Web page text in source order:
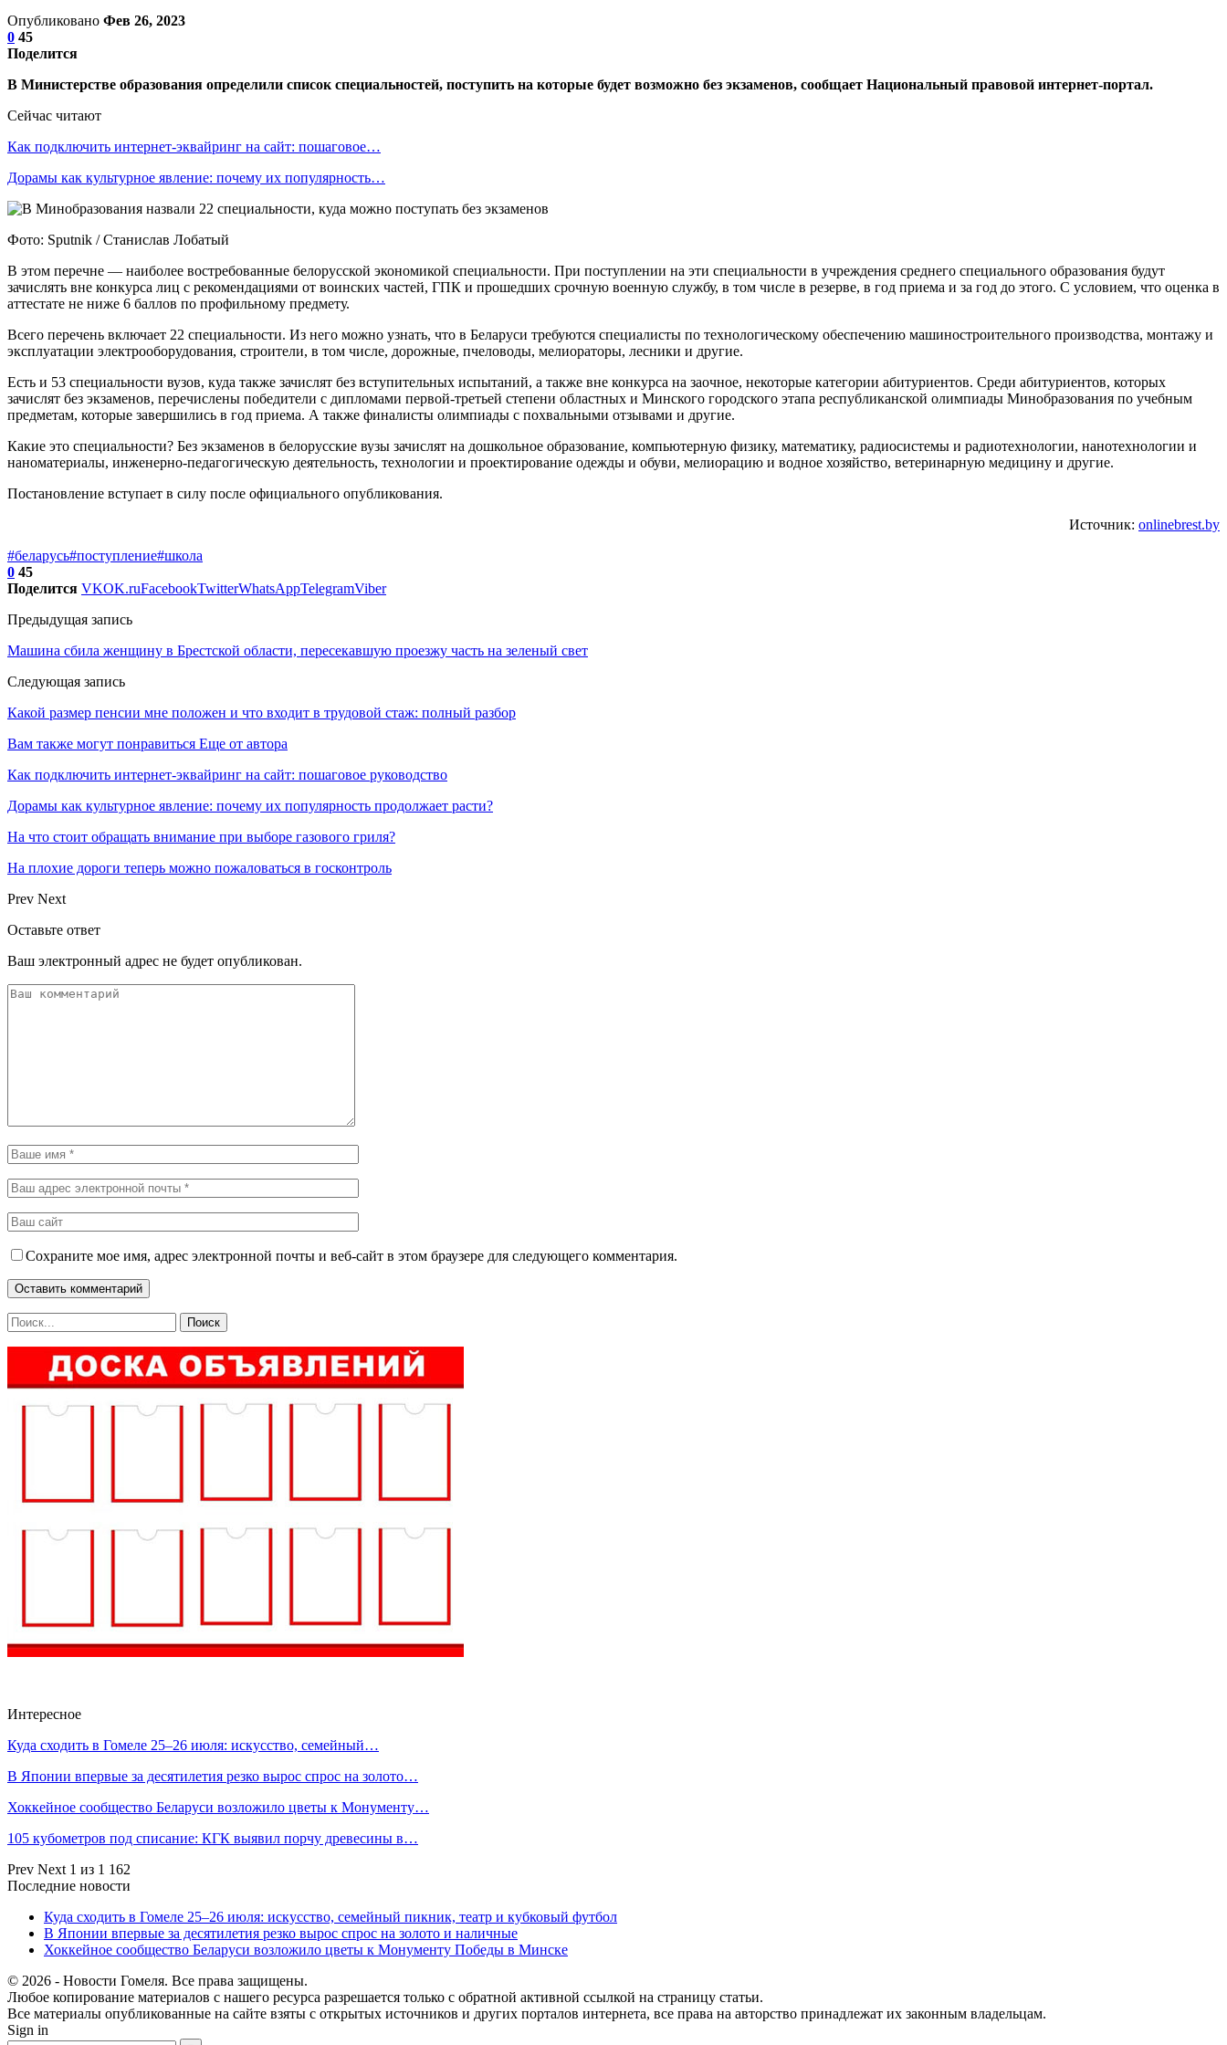
Опубликовано Фев 26, 2023
0 45
Поделится
В Министерстве образования определили список специальностей, поступить на которые будет возможно без экзаменов, сообщает Национальный правовой интернет-портал.
Сейчас читают
Как подключить интернет-эквайринг на сайт: пошаговое…
Дорамы как культурное явление: почему их популярность…
Фото: Sputnik / Станислав Лобатый
В этом перечне — наиболее востребованные белорусской экономикой специальности. При поступлении на эти специальности в учреждения среднего специального образования будут
зачислять вне конкурса лиц с рекомендациями от воинских частей, ГПК и прошедших срочную военную службу, в том числе в резерве, в год приема и за год до этого. С условием, что оценка в
аттестате не ниже 6 баллов по профильному предмету.
Всего перечень включает 22 специальности. Из него можно узнать, что в Беларуси требуются специалисты по технологическому обеспечению машиностроительного производства, монтажу и
эксплуатации электрооборудования, строители, в том числе, дорожные, пчеловоды, мелиораторы, лесники и другие.
Есть и 53 специальности вузов, куда также зачислят без вступительных испытаний, а также вне конкурса на заочное, некоторые категории абитуриентов. Среди абитуриентов, которых
зачислят без экзаменов, перечислены победители с дипломами первой-третьей степени областных и Минского городского этапа республиканской олимпиады Минобразования по учебным
предметам, которые завершились в год приема. А также финалисты олимпиады с похвальными отзывами и другие.
Какие это специальности? Без экзаменов в белорусские вузы зачислят на дошкольное образование, компьютерную физику, математику, радиосистемы и радиотехнологии, нанотехнологии и
наноматериалы, инженерно-педагогическую деятельность, технологии и проектирование одежды и обуви, мелиорацию и водное хозяйство, ветеринарную медицину и другие.
Постановление вступает в силу после официального опубликования.
Источник: onlinebrest.by
#беларусь#поступление#школа
0 45
Поделится VKOK.ruFacebookTwitterWhatsAppTelegramViber
Предыдущая запись
Машина сбила женщину в Брестской области, пересекавшую проезжу часть на зеленый свет
Следующая запись
Какой размер пенсии мне положен и что входит в трудовой стаж: полный разбор
Вам также могут понравиться Еще от автора
Как подключить интернет-эквайринг на сайт: пошаговое руководство
Дорамы как культурное явление: почему их популярность продолжает расти?
На что стоит обращать внимание при выборе газового гриля?
На плохие дороги теперь можно пожаловаться в госконтроль
Prev Next
Оставьте ответ
Ваш электронный адрес не будет опубликован.
Сохраните мое имя, адрес электронной почты и веб-сайт в этом браузере для следующего комментария.
Интересное
Куда сходить в Гомеле 25–26 июля: искусство, семейный…
В Японии впервые за десятилетия резко вырос спрос на золото…
Хоккейное сообщество Беларуси возложило цветы к Монументу…
105 кубометров под списание: КГК выявил порчу древесины в…
Prev Next 1 из 1 162
Последние новости
Куда сходить в Гомеле 25–26 июля: искусство, семейный пикник, театр и кубковый футбол
В Японии впервые за десятилетия резко вырос спрос на золото и наличные
Хоккейное сообщество Беларуси возложило цветы к Монументу Победы в Минске
© 2026 - Новости Гомеля. Все права защищены.
Любое копирование материалов с нашего ресурса разрешается только с обратной активной ссылкой на страницу статьи.
Все материалы опубликованные на сайте взяты с открытых источников и других порталов интернета, все права на авторство принадлежат их законным владельцам.
Sign in